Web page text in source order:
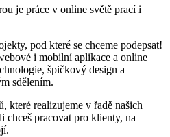
je práce v online světě prací i
pod které se chceme podepsat!
i mobilní aplikace a online
špičkový design a
sdělením.
které realizujeme v řadě našich
chceš pracovat pro klienty, na